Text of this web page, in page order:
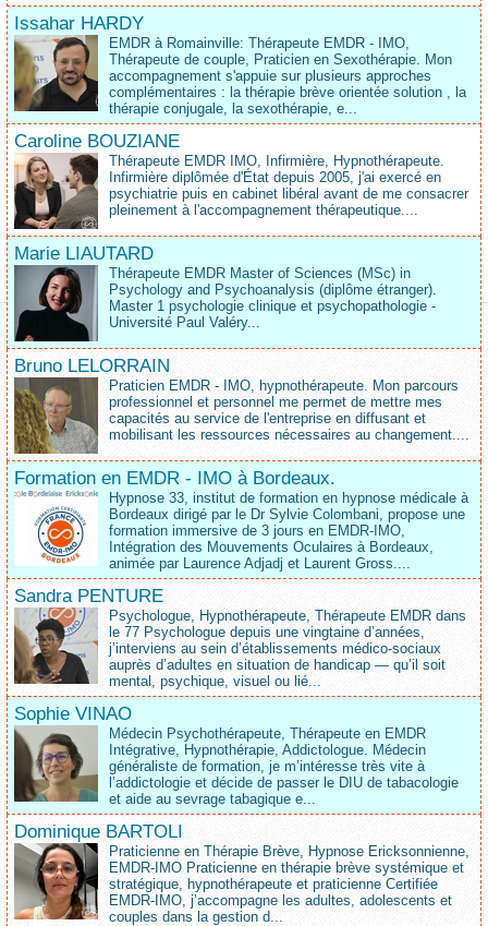
Issahar HARDY
EMDR à Romainville: Thérapeute EMDR - IMO,
Thérapeute de couple, Praticien en Sexothérapie. Mon
accompagnement s'appuie sur plusieurs approches
complémentaires : la thérapie brève orientée solution , la
thérapie conjugale, la sexothérapie, e...
Caroline BOUZIANE
Thérapeute EMDR IMO, Infirmière, Hypnothérapeute.
Infirmière diplômée d'État depuis 2005, j'ai exercé en
psychiatrie puis en cabinet libéral avant de me consacrer
pleinement à l'accompagnement thérapeutique....
Marie LIAUTARD
Thérapeute EMDR Master of Sciences (MSc) in
Psychology and Psychoanalysis (diplôme étranger).
Master 1 psychologie clinique et psychopathologie -
Université Paul Valéry...
Bruno LELORRAIN
Praticien EMDR - IMO, hypnothérapeute. Mon parcours
professionnel et personnel me permet de mettre mes
capacités au service de l'entreprise en diffusant et
mobilisant les ressources nécessaires au changement....
Formation en EMDR - IMO à Bordeaux.
Hypnose 33, institut de formation en hypnose médicale à
Bordeaux dirigé par le Dr Sylvie Colombani, propose une
formation immersive de 3 jours en EMDR-IMO,
Intégration des Mouvements Oculaires à Bordeaux,
animée par Laurence Adjadj et Laurent Gross....
Sandra PENTURE
Psychologue, Hypnothérapeute, Thérapeute EMDR dans
le 77 Psychologue depuis une vingtaine d’années,
j’interviens au sein d’établissements médico‑sociaux
auprès d’adultes en situation de handicap — qu’il soit
mental, psychique, visuel ou lié...
Sophie VINAO
Médecin Psychothérapeute, Thérapeute en EMDR
Intégrative, Hypnothérapie, Addictologue. Médecin
généraliste de formation, je m’intéresse très vite à
l’addictologie et décide de passer le DIU de tabacologie
et aide au sevrage tabagique e...
Dominique BARTOLI
Praticienne en Thérapie Brève, Hypnose Ericksonnienne,
EMDR-IMO Praticienne en thérapie brève systémique et
stratégique, hypnothérapeute et praticienne Certifiée
EMDR-IMO, j’accompagne les adultes, adolescents et
couples dans la gestion d...